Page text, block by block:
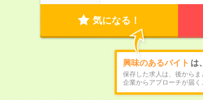
気になる！
興味のあるバイト は
保存した求人は、後からま
企業からアプローチが届く